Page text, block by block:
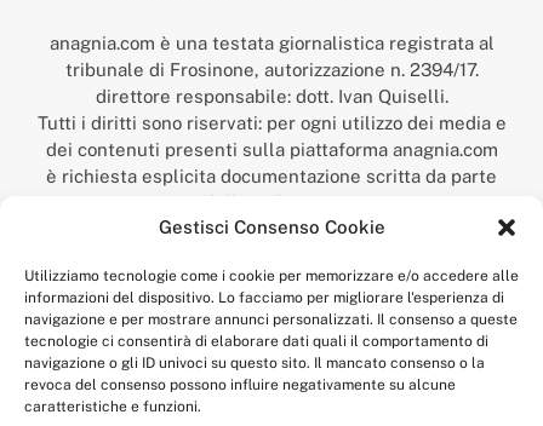
Gestisci Consenso Cookie
Utilizziamo tecnologie come i cookie per memorizzare e/o accedere alle
informazioni del dispositivo. Lo facciamo per migliorare l'esperienza di
navigazione e per mostrare annunci personalizzati. Il consenso a queste
tecnologie ci consentirà di elaborare dati quali il comportamento di
navigazione o gli ID univoci su questo sito. Il mancato consenso o la
revoca del consenso possono influire negativamente su alcune
caratteristiche e funzioni.
anagnia.com è una testata giornalistica registrata al
tribunale di Frosinone, autorizzazione n. 2394/17.
direttore responsabile: dott. Ivan Quiselli.
Tutti i diritti sono riservati: per ogni utilizzo dei media e
dei contenuti presenti sulla piattaforma anagnia.com
è richiesta esplicita documentazione scritta da parte
della redazione.
“Anagnia” è un marchio registrato presso l’Ufficio Italiano
Economico,
num. registrazione: 302017000014044 del 9 febbraio 2017.
Per contatti:redazione@anagnia.com